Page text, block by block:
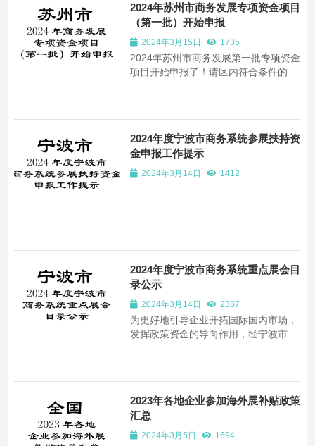
2024年苏州市商务发展专项资金项目
（第一批）开始申报
2024年3月15日 1735
2024年苏州市商务发展第一批专项资金
项目开始申报了！请区内符合条件的相
件精神，现将2024年苏州市商务发展专
项资金项...
2024年度宁波市商务系统参展扶持资
金申报工作提示
2024年3月14日 1412
2024年度宁波市商务系统重点展会目
录公示
2024年3月14日 2387
为更好地引导企业开拓国际国内市场，
发挥政策资金的导向作用，经宁波市各
对外贸易促进处联系，电话：
89387083，89387081。
2023年各地企业参加海外展补贴政策
汇总
2024年3月5日 1694